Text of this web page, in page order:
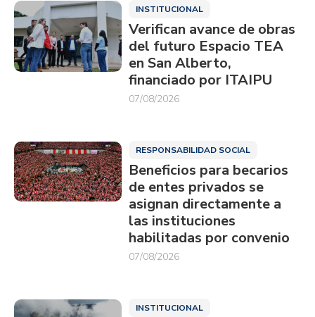
INSTITUCIONAL
Verifican avance de obras
del futuro Espacio TEA
en San Alberto,
financiado por ITAIPU
07/08/2026
RESPONSABILIDAD SOCIAL
Beneficios para becarios
de entes privados se
asignan directamente a
las instituciones
habilitadas por convenio
07/08/2026
INSTITUCIONAL